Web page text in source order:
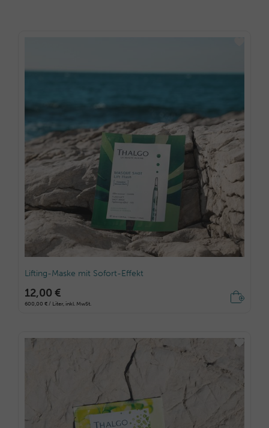
Lifting-Maske mit Sofort-Effekt
12,00 €
600,00 € / Liter, inkl. MwSt.